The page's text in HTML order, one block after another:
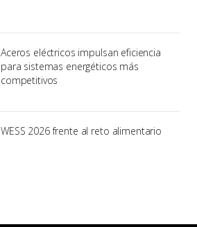
Aceros eléctricos impulsan eficiencia
para sistemas energéticos más
competitivos
WESS 2026 frente al reto alimentario